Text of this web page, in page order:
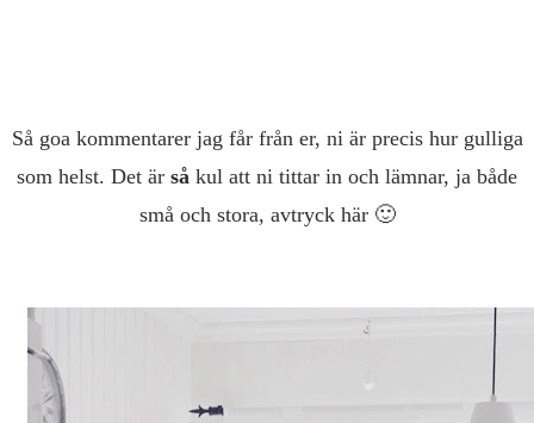
Så goa kommentarer jag får från er, ni är precis hur gulliga
som helst. Det är så kul att ni tittar in och lämnar, ja både
små och stora, avtryck här 🙂